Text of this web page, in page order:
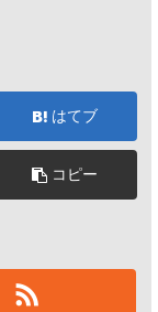
はてブ
コピー